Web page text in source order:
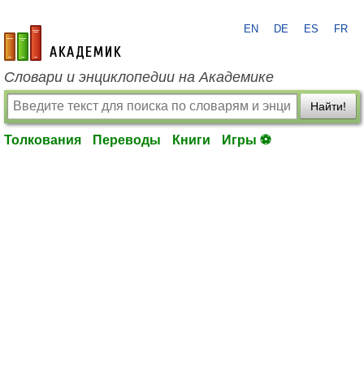
academic.ru
EN DE ES FR
Словари и энциклопедии на Академике
Найти!
Толкования Переводы Книги Игры ⚽